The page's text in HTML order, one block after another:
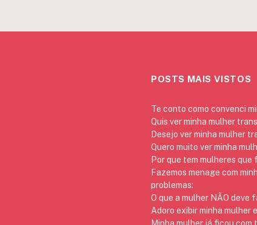
POSTS MAIS VISTOS
Te conto como convenci
Quis ver minha mulher
Desejo ver minha mulher
Quero muito ver minha
Por que tem mulheres
Fazemos menage com
problemas:
O que a mulher NÃO deve
Adoro exibir minha mulher
Minha mulher já ficou com